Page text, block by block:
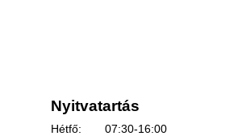
Nyitvatartás
Hétfő:
07:30-16:00